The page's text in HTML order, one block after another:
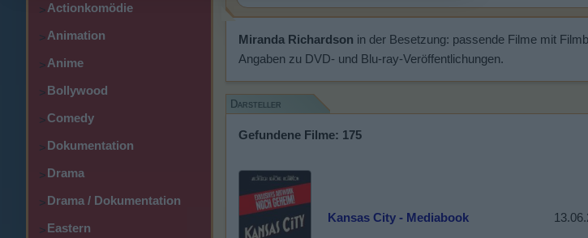
>Actionkomödie
>Animation
>Anime
>Bollywood
>Comedy
>Dokumentation
>Drama
>Drama / Dokumentation
>Eastern
Miranda Richardson in der Besetzung: passende Filme mit
Angaben zu DVD- und Blu-ray-Veröffentlichungen.
Darsteller
Gefundene Filme: 175
Kansas City - Mediabook